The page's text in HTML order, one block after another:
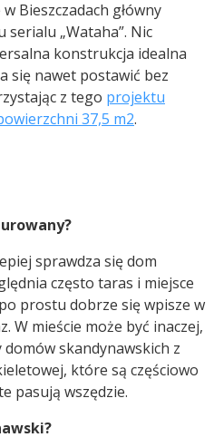
Bieszczadach główny
„Wataha”. Nic
konstrukcja idealna
się nawet postawić bez
z tego projektu
37,5 m2.
sprawdza się dom
często taras i miejsce
prostu dobrze się wpisze w
W mieście może być inaczej,
skandynawskich z
które są częściowo
pasują wszędzie.